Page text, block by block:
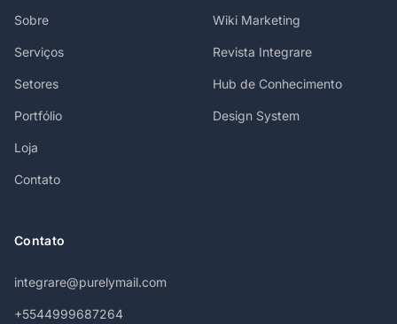
Sobre
Serviços
Setores
Portfólio
Loja
Contato
Wiki Marketing
Revista Integrare
Hub de Conhecimento
Design System
Contato
integrare@purelymail.com
+5544999687264